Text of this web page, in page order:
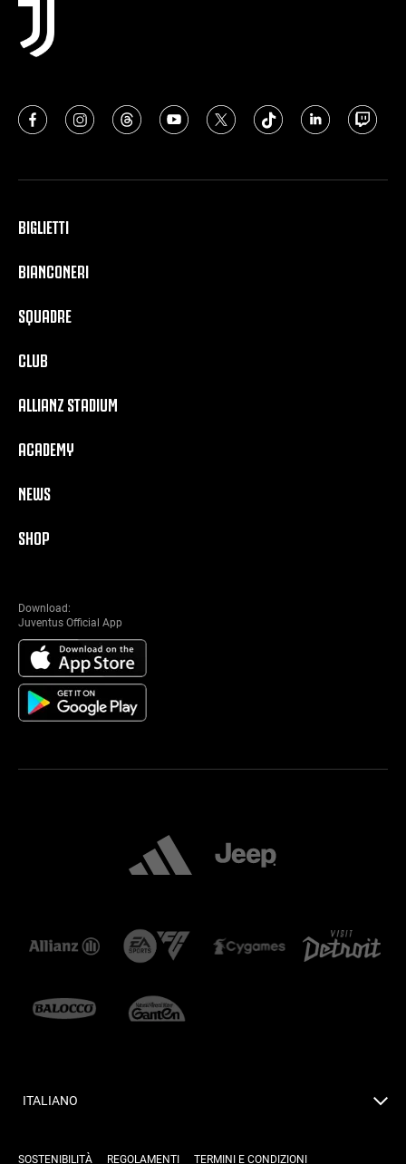
BIGLIETTI
BIANCONERI
SQUADRE
CLUB
ALLIANZ STADIUM
ACADEMY
NEWS
SHOP
Download:
Juventus Official App
ITALIANO
SOSTENIBILITÀ REGOLAMENTI TERMINI E CONDIZIONI